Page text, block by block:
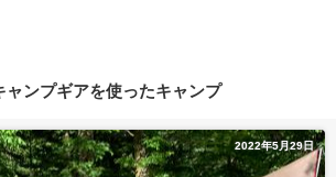
ャンプギアを使ったキャンプ
2022年5月29日